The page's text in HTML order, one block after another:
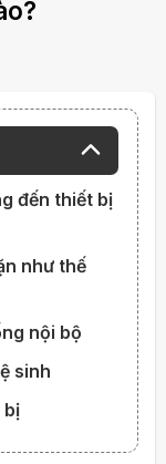
đến thiết bị
như thế
nội bộ
sinh
bị